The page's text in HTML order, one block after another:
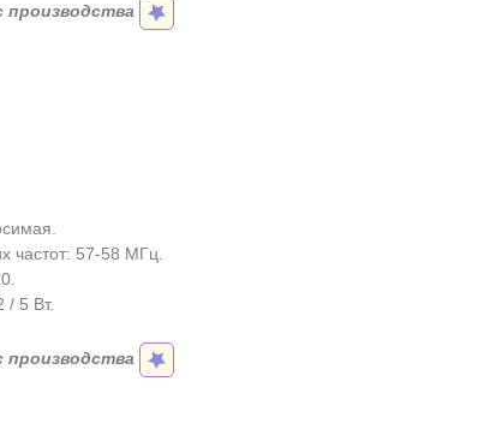
производства
частот: 57-58 МГц.
/ 5 Вт.
производства